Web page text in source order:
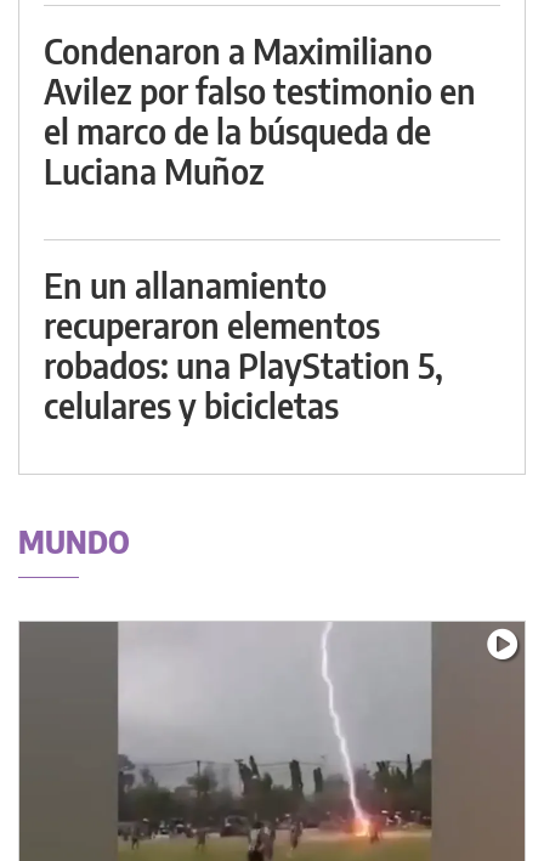
Condenaron a Maximiliano
Avilez por falso testimonio en
el marco de la búsqueda de
Luciana Muñoz
En un allanamiento
recuperaron elementos
robados: una PlayStation 5,
celulares y bicicletas
MUNDO